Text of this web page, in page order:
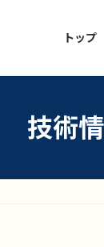
トップ
技術